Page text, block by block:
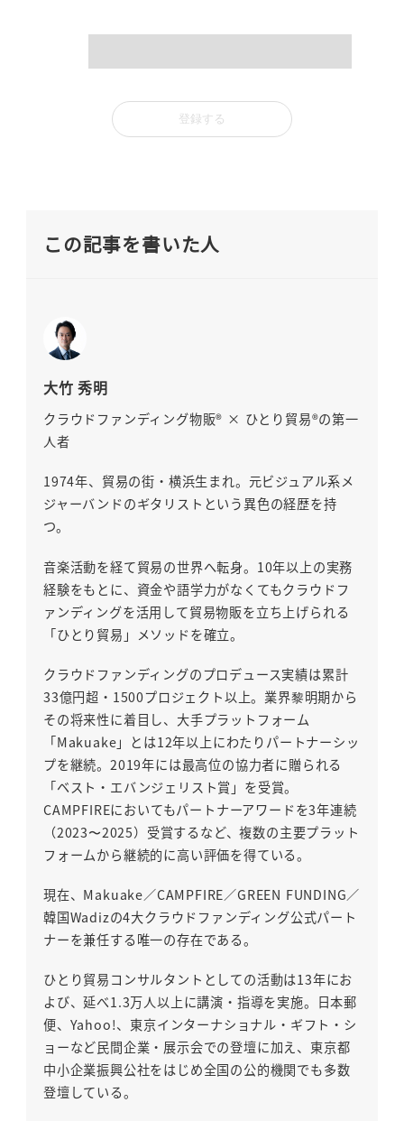
この記事を書いた人
大竹 秀明
クラウドファンディング物販® × ひとり貿易®の第一
人者
1974年、貿易の街・横浜生まれ。元ビジュアル系メ
ジャーバンドのギタリストという異色の経歴を持
つ。
音楽活動を経て貿易の世界へ転身。10年以上の実務
経験をもとに、資金や語学力がなくてもクラウドフ
ァンディングを活用して貿易物販を立ち上げられる
「ひとり貿易」メソッドを確立。
クラウドファンディングのプロデュース実績は累計
33億円超・1500プロジェクト以上。業界黎明期から
その将来性に着目し、大手プラットフォーム
「Makuake」とは12年以上にわたりパートナーシッ
プを継続。2019年には最高位の協力者に贈られる
「ベスト・エバンジェリスト賞」を受賞。
CAMPFIREにおいてもパートナーアワードを3年連続
（2023〜2025）受賞するなど、複数の主要プラット
フォームから継続的に高い評価を得ている。
現在、Makuake／CAMPFIRE／GREEN FUNDING／
韓国Wadizの4大クラウドファンディング公式パート
ナーを兼任する唯一の存在である。
ひとり貿易コンサルタントとしての活動は13年にお
よび、延べ1.3万人以上に講演・指導を実施。日本郵
便、Yahoo!、東京インターナショナル・ギフト・シ
ョーなど民間企業・展示会での登壇に加え、東京都
中小企業振興公社をはじめ全国の公的機関でも多数
登壇している。